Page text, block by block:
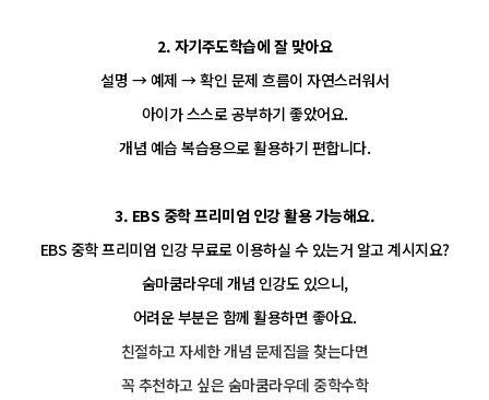
2. 자기주도학습에 잘 맞아요
설명 → 예제 → 확인 문제 흐름이 자연스러워서
아이가 스스로 공부하기 좋았어요.
개념 예습 복습용으로 활용하기 편합니다.
3. EBS 중학 프리미엄 인강 활용 가능해요.
EBS 중학 프리미엄 인강 무료로 이용하실 수 있는거 알고 계시지요?
숨마쿰라우데 개념 인강도 있으니,
어려운 부분은 함께 활용하면 좋아요.
친절하고 자세한 개념 문제집을 찾는다면
꼭 추천하고 싶은 숨마쿰라우데 중학수학